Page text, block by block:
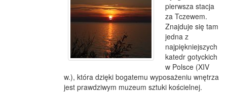
pierwsza stacja
za Tczewem.
Znajduje się tam
jedna z
najpiękniejszych
katedr gotyckich
w Polsce (XIV
w.), która dzięki bogatemu wyposażeniu wnętrza
jest prawdziwym muzeum sztuki kościelnej.